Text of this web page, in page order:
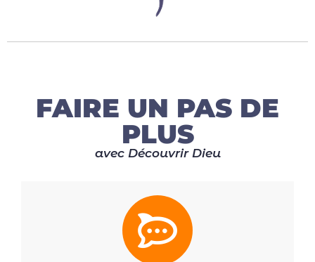
FAIRE UN PAS DE
PLUS
avec Découvrir Dieu